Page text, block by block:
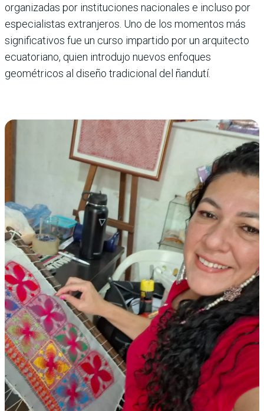
organizadas por instituciones nacionales e incluso por
especialistas extranjeros. Uno de los momentos más
significativos fue un curso impartido por un arquitecto
ecuatoriano, quien introdujo nuevos enfoques
geométricos al diseño tradicional del ñandutí.